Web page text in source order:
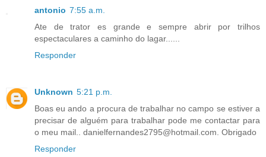
antonio 7:55 a.m.
Ate de trator es grande e sempre abrir por trilhos
espectaculares a caminho do lagar......
Responder
Unknown 5:21 p.m.
Boas eu ando a procura de trabalhar no campo se estiver a
precisar de alguém para trabalhar pode me contactar para
o meu mail.. danielfernandes2795@hotmail.com. Obrigado
Responder